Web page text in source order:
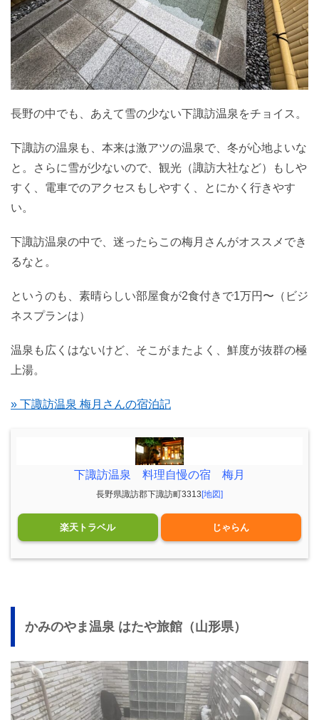
長野の中でも、あえて雪の少ない下諏訪温泉をチョイス。
下諏訪の温泉も、本来は激アツの温泉で、冬が心地よいな
と。さらに雪が少ないので、観光（諏訪大社など）もしや
すく、電車でのアクセスもしやすく、とにかく行きやす
い。
下諏訪温泉の中で、迷ったらこの梅月さんがオススメでき
るなと。
というのも、素晴らしい部屋食が2食付きで1万円〜（ビジ
ネスプランは）
温泉も広くはないけど、そこがまたよく、鮮度が抜群の極
上湯。
» 下諏訪温泉 梅月さんの宿泊記
下諏訪温泉 料理自慢の宿 梅月
長野県諏訪郡下諏訪町3313[地図]
楽天トラベル じゃらん
かみのやま温泉 はたや旅館（山形県）